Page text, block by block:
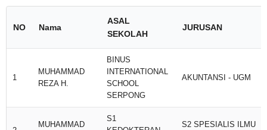
NO Nama
ASAL
SEKOLAH
JURUSAN
1
MUHAMMAD
REZA H.
BINUS
INTERNATIONAL
SCHOOL
SERPONG
AKUNTANSI - UGM
MUHAMMAD
S1
S2 SPESIALIS ILMU